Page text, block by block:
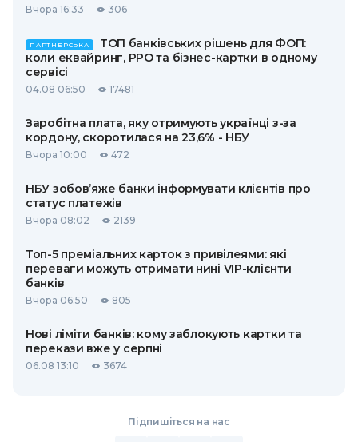
Вчора 16:33 306
ПАРТНЕРСЬКА
ТОП банківських рішень для ФОП:
коли еквайринг, РРО та бізнес-картки в одному
сервісі
04.08 06:50 17481
Заробітна плата, яку отримують українці з-за
кордону, скоротилася на 23,6% - НБУ
Вчора 10:00 472
НБУ зобов’яже банки інформувати клієнтів про
статус платежів
Вчора 08:02 2139
Топ-5 преміальних карток з привілеями: які
переваги можуть отримати нині VIP-клієнти
банків
Вчора 06:50 805
Нові ліміти банків: кому заблокують картки та
перекази вже у серпні
06.08 13:10 3674
Підпишіться на нас